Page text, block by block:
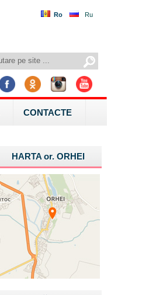
Ro Ru
CONTACTE
HARTA or.ORHEI